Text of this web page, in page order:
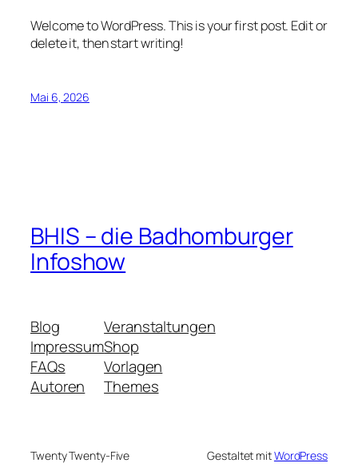
Welcome to WordPress. This is your first post. Edit or
delete it, then start writing!
Mai 6, 2026
BHIS – die Badhomburger
Infoshow
Blog
Impressum
FAQs
Autoren
Veranstaltungen
Shop
Vorlagen
Themes
Twenty Twenty-Five Gestaltet mitWordPress